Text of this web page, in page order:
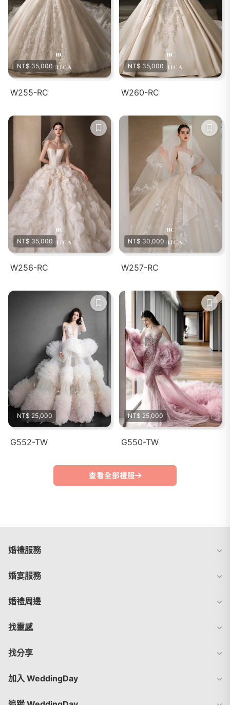
NT$ 35,000
W255-RC
NT$ 35,000
W260-RC
NT$ 35,000
W256-RC
NT$ 30,000
W257-RC
NT$ 25,000
G552-TW
NT$ 25,000
G550-TW
查看全部禮服
婚禮服務
婚宴服務
婚禮周邊
找靈感
找分享
加入 WeddingDay